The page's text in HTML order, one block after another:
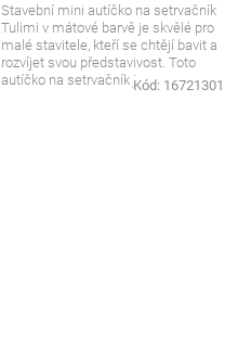
Stavební mini autíčko na setrvačník
Tulimi v mátové barvě je skvělé pro
malé stavitele, kteří se chtějí bavit a
rozvíjet svou představivost. Toto
autíčko na setrvačník je...
Kód: 16721301